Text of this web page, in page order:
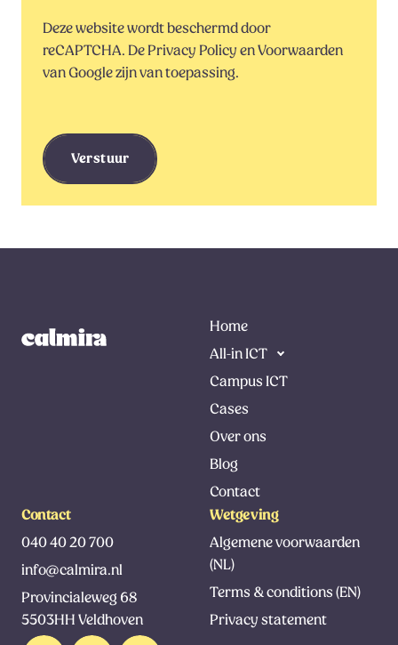
Deze website wordt beschermd door
reCAPTCHA. DePrivacy PolicyenVoorwaarden
van Google zijn van toepassing.
Verstuur
Home
All-in ICT
Campus ICT
Cases
Over ons
Blog
Contact
Contact
040 40 20 700
info@calmira.nl
Provincialeweg 68
5503HH Veldhoven
Wetgeving
Algemene voorwaarden
(NL)
Terms & conditions (EN)
Privacy statement